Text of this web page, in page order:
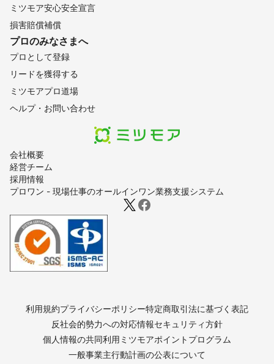
会社概要
経営チーム
採用情報
プロワン - 現場仕事のオールインワン業務支援システム
ミツモア安心安全宣言
損害賠償補償
プロのみなさまへ
プロとして登録
リードを獲得する
ミツモアプロ道場
ヘルプ・お問い合わせ
利用規約プライバシーポリシー特定商取引法に基づく表記
反社会的勢力への対応情報セキュリティ方針
個人情報の共同利用 ミツモアポイントプログラム
一般事業主行動計画の公表について